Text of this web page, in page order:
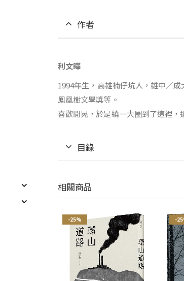
作者
利文曄
1994年生，高雄楠仔坑人，雄中／
鳳凰樹文學獎等。
喜歡閒晃，於是繞一大圈到了這裡，
目錄
相關商品
-25% -